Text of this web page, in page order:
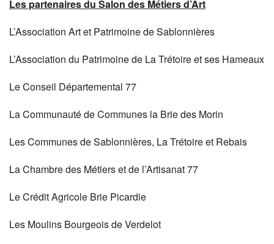
Les partenaires du Salon des Métiers d’Art
L’Association Art et Patrimoine de Sablonnières
L’Association du Patrimoine de La Trétoire et ses Hameaux
Le Conseil Départemental 77
La Communauté de Communes la Brie des Morin
Les Communes de Sablonnières, La Trétoire et Rebais
La Chambre des Métiers et de l’Artisanat 77
Le Crédit Agricole Brie Picardie
Les Moulins Bourgeois de Verdelot